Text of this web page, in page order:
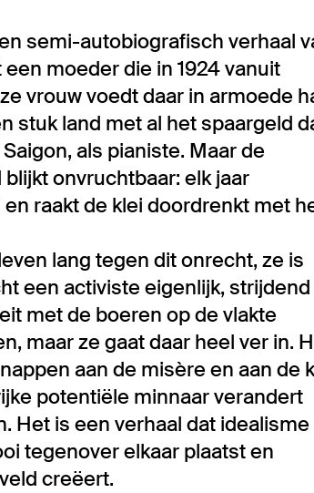
semi-autobiografisch verhaal
moeder die in 1924 vanuit
vrouw voedt daar in armoede
stuk land met al het spaargeld
als pianiste. Maar de
onvruchtbaar: elk jaar
raakt de klei doordrenkt met
lang tegen dit onrecht, ze is
een activiste eigenlijk, strijdend
met de boeren op de vlakte
maar ze gaat daar heel ver in.
aan de misère en aan de
potentiële minnaar verandert
Het is een verhaal dat idealisme
tegenover elkaar plaatst en
creëert.